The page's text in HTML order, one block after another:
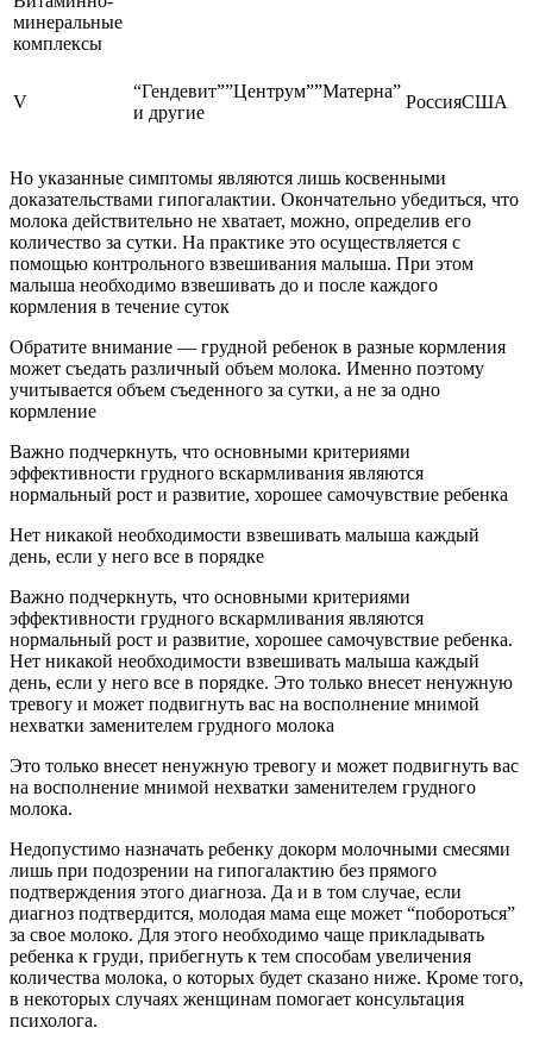
минеральные
комплексы
V
“Гендевит””Центрум””Матерна”
и другие
РоссияСША
Но указанные симптомы являются лишь косвенными
доказательствами гипогалактии. Окончательно убедиться, что
молока действительно не хватает, можно, определив его
количество за сутки. На практике это осуществляется с
помощью контрольного взвешивания малыша. При этом
малыша необходимо взвешивать до и после каждого
кормления в течение суток
Обратите внимание — грудной ребенок в разные кормления
может съедать различный объем молока. Именно поэтому
учитывается объем съеденного за сутки, а не за одно
кормление
Важно подчеркнуть, что основными критериями
эффективности грудного вскармливания являются
нормальный рост и развитие, хорошее самочувствие ребенка
Нет никакой необходимости взвешивать малыша каждый
день, если у него все в порядке
Важно подчеркнуть, что основными критериями
эффективности грудного вскармливания являются
нормальный рост и развитие, хорошее самочувствие ребенка.
Нет никакой необходимости взвешивать малыша каждый
день, если у него все в порядке. Это только внесет ненужную
тревогу и может подвигнуть вас на восполнение мнимой
нехватки заменителем грудного молока
Это только внесет ненужную тревогу и может подвигнуть вас
на восполнение мнимой нехватки заменителем грудного
молока.
Недопустимо назначать ребенку докорм молочными смесями
лишь при подозрении на гипогалактию без прямого
подтверждения этого диагноза. Да и в том случае, если
диагноз подтвердится, молодая мама еще может “побороться”
за свое молоко. Для этого необходимо чаще прикладывать
ребенка к груди, прибегнуть к тем способам увеличения
количества молока, о которых будет сказано ниже. Кроме того,
в некоторых случаях женщинам помогает консультация
психолога.